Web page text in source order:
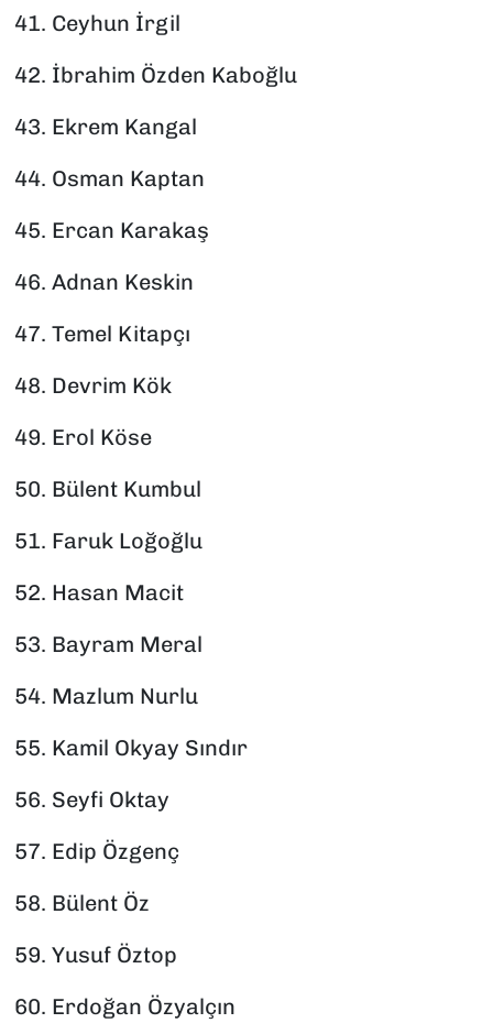
41.⁠ ⁠Ceyhun İrgil
42.⁠ ⁠İbrahim Özden Kaboğlu
43.⁠ ⁠Ekrem Kangal
44.⁠ ⁠Osman Kaptan
45.⁠ ⁠Ercan Karakaş
46.⁠ ⁠Adnan Keskin
47.⁠ ⁠Temel Kitapçı
48.⁠ ⁠Devrim Kök
49.⁠ ⁠Erol Köse
50.⁠ ⁠Bülent Kumbul
51.⁠ ⁠Faruk Loğoğlu
52.⁠ ⁠Hasan Macit
53.⁠ ⁠Bayram Meral
54.⁠ ⁠Mazlum Nurlu
55.⁠ ⁠Kamil Okyay Sındır
56.⁠ ⁠Seyfi Oktay
57.⁠ ⁠Edip Özgenç
58.⁠ ⁠Bülent Öz
59.⁠ ⁠Yusuf Öztop
60.⁠ ⁠Erdoğan Özyalçın